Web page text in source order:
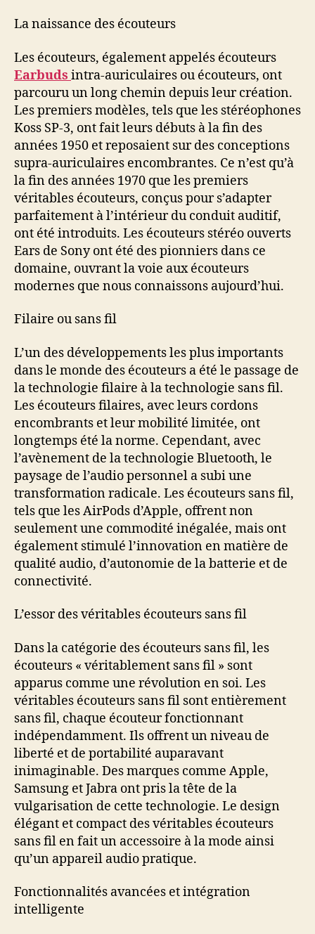
La naissance des écouteurs
Les écouteurs, également appelés écouteurs
Earbuds intra-auriculaires ou écouteurs, ont
parcouru un long chemin depuis leur création.
Les premiers modèles, tels que les stéréophones
Koss SP-3, ont fait leurs débuts à la fin des
années 1950 et reposaient sur des conceptions
supra-auriculaires encombrantes. Ce n’est qu’à
la fin des années 1970 que les premiers
véritables écouteurs, conçus pour s’adapter
parfaitement à l’intérieur du conduit auditif,
ont été introduits. Les écouteurs stéréo ouverts
Ears de Sony ont été des pionniers dans ce
domaine, ouvrant la voie aux écouteurs
modernes que nous connaissons aujourd’hui.
Filaire ou sans fil
L’un des développements les plus importants
dans le monde des écouteurs a été le passage de
la technologie filaire à la technologie sans fil.
Les écouteurs filaires, avec leurs cordons
encombrants et leur mobilité limitée, ont
longtemps été la norme. Cependant, avec
l’avènement de la technologie Bluetooth, le
paysage de l’audio personnel a subi une
transformation radicale. Les écouteurs sans fil,
tels que les AirPods d’Apple, offrent non
seulement une commodité inégalée, mais ont
également stimulé l’innovation en matière de
qualité audio, d’autonomie de la batterie et de
connectivité.
L’essor des véritables écouteurs sans fil
Dans la catégorie des écouteurs sans fil, les
écouteurs « véritablement sans fil » sont
apparus comme une révolution en soi. Les
véritables écouteurs sans fil sont entièrement
sans fil, chaque écouteur fonctionnant
indépendamment. Ils offrent un niveau de
liberté et de portabilité auparavant
inimaginable. Des marques comme Apple,
Samsung et Jabra ont pris la tête de la
vulgarisation de cette technologie. Le design
élégant et compact des véritables écouteurs
sans fil en fait un accessoire à la mode ainsi
qu’un appareil audio pratique.
Fonctionnalités avancées et intégration
intelligente